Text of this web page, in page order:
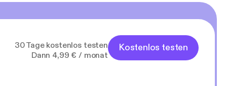
30 Tage kostenlos testen
Dann 4,99 € / monat
Kostenlos testen